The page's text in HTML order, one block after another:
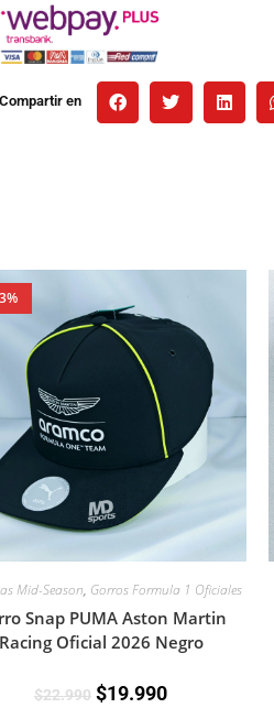
Compartir en
Mid-Season, Gorros Formula 1 Oficiales
Snap PUMA Aston Martin
Racing Oficial 2026 Negro
$22.990 $19.990